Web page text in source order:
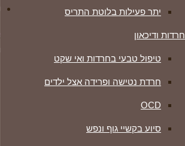
יתר פעילות בלוטת התריס
חרדות ודיכאון
טיפול טבעי בחרדות ואי שקט
חרדת נטישה ופרידה אצל ילדים
OCD
סיוע בקשיי גוף ונפש